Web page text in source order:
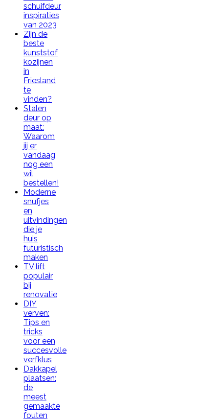
schuifdeur
inspiraties
van 2023
Zijn de
beste
kunststof
kozijnen
in
Friesland
te
vinden?
Stalen
deur op
maat:
Waarom
jij er
vandaag
nog een
wil
bestellen!
Moderne
snufjes
en
uitvindingen
die je
huis
futuristisch
maken
TV lift
populair
bij
renovatie
DIY
verven:
Tips en
tricks
voor een
succesvolle
verfklus
Dakkapel
plaatsen:
de
meest
gemaakte
fouten